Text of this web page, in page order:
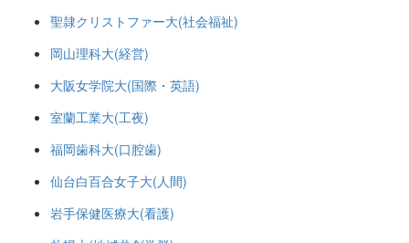
聖隷クリストファー大(社会福祉)
岡山理科大(経営)
大阪女学院大(国際・英語)
室蘭工業大(工夜)
福岡歯科大(口腔歯)
仙台白百合女子大(人間)
岩手保健医療大(看護)